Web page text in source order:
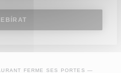
FERME SES PORTES —